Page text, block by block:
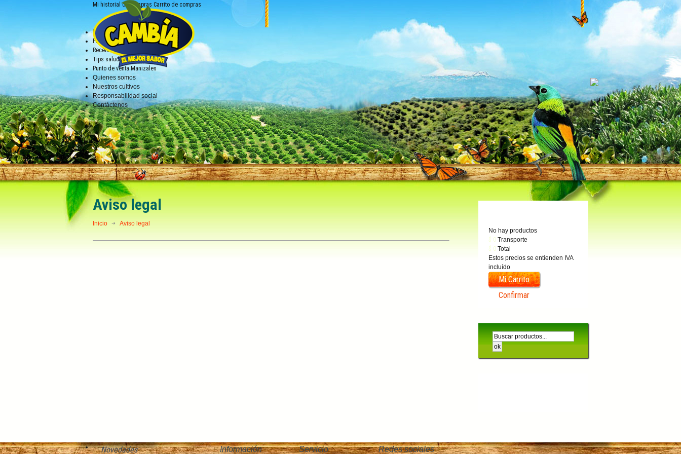
Mi historial de compras Carrito de compras
Inicio
Productos
Recetas
Tips saludables
Punto de venta Manizales
Quienes somos
Nuestros cultivos
Responsabilidad social
Contáctenos
Inicio Aviso legal
Aviso legal
No hay productos
$ 0 Transporte
$ 0 Total
Estos precios se entienden IVA
incluído
Mi Carrito
Confirmar
Novedades Información Servicio Redes sociales